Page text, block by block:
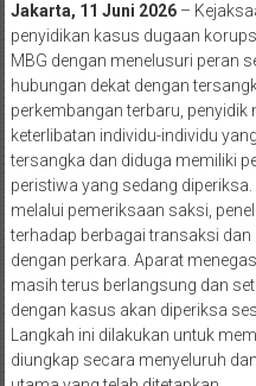
Jakarta, 11 Juni 2026–
penyidikan kasus dugaan
MBG dengan menelusuri peran
hubungan dekat dengan
perkembangan terbaru,
keterlibatan individu-individu
tersangka dan diduga memiliki
peristiwa yang sedang
melalui pemeriksaan saksi,
terhadap berbagai transaksi
dengan perkara. Aparat
masih terus berlangsung dan
dengan kasus akan diperiksa
Langkah ini dilakukan untuk
diungkap secara menyeluruh